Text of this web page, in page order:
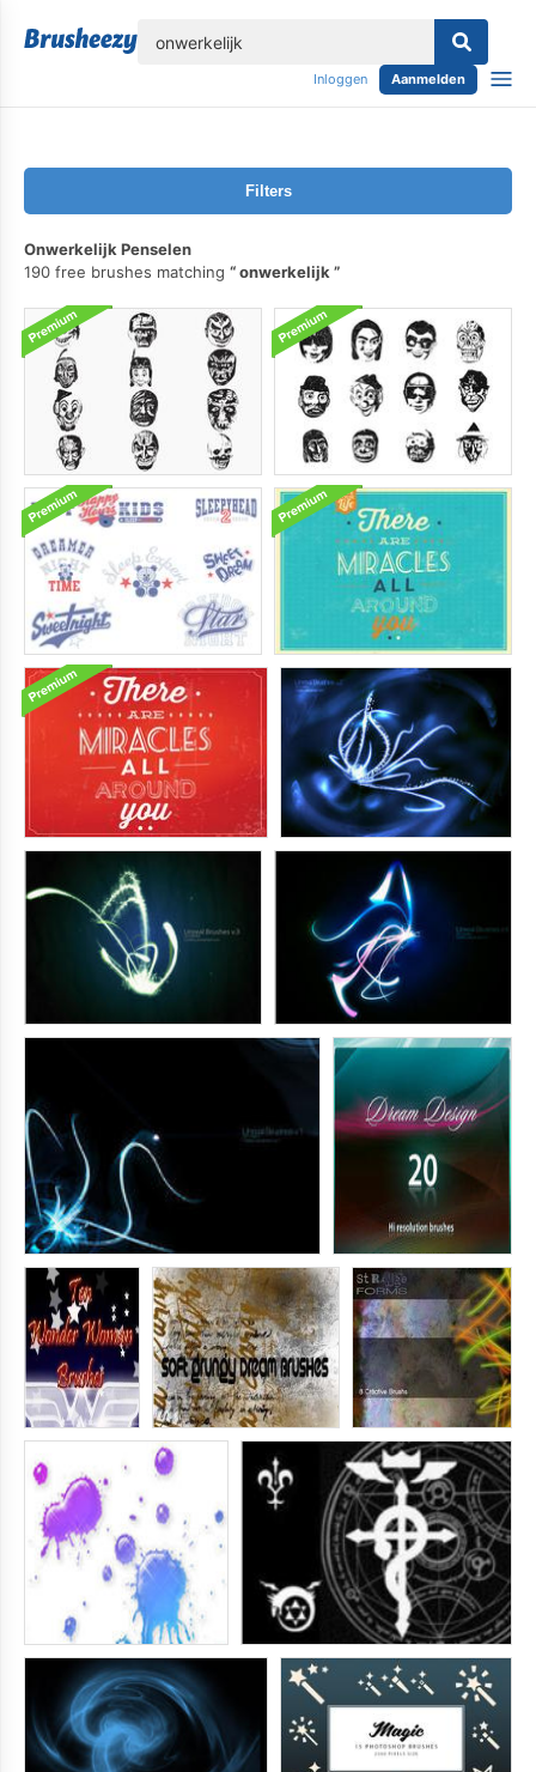
Inloggen Aanmelden
Filters
Onwerkelijk Penselen
190 free brushes matching
onwerkelijk